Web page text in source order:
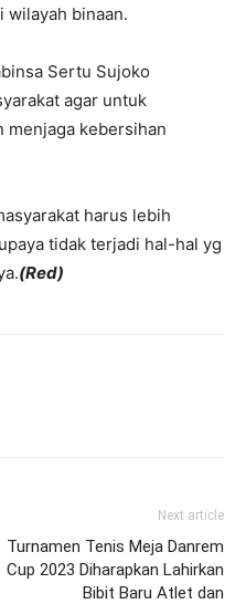
wilayah binaan.
Sertu Sujoko
agar untuk
menjaga kebersihan
harus lebih
tidak terjadi hal-hal yg
(Red)
Next article
Turnamen Tenis Meja Danrem
Cup 2023 Diharapkan Lahirkan
Bibit Baru Atlet dan